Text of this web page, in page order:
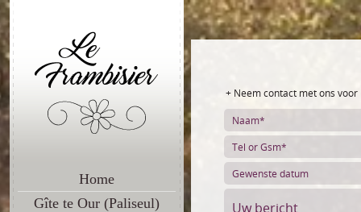
Home
Gîte te Our (Paliseul)
+ Neem contact met ons